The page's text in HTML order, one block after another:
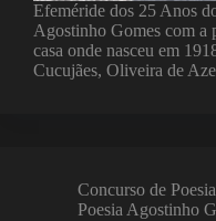
Efeméride dos 25 Anos
Agostinho Gomes com a
casa onde nasceu em
Cucujães, Oliveira de
Concurso de Poesia
Poesia Agostinho